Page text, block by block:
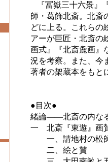
『冨嶽三十六景
師・葛飾北斎。北斎
どに上る。これらの
アーが巨匠・北斎の
画式』『北斎麁画』
況を考察。また、今
著者の架蔵本をもと
●目次●
緒論――北斎の内
一 北斎『東遊』画
一、請地村の松
二、絵と賛